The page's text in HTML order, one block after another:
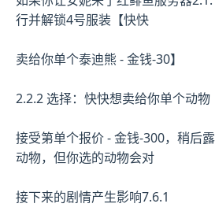
行并解锁4号服装【快快
卖给你单个泰迪熊 - 金钱-30】
2.2.2 选择：快快想卖给你单个动物
接受第单个报价 - 金钱-300，稍后
动物，但你选的动物会对
接下来的剧情产生影响7.6.1